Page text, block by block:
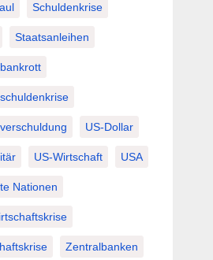
Schuldenkrise
Staatsanleihen
US-Dollar
US-Wirtschaft USA
Nationen
Zentralbanken